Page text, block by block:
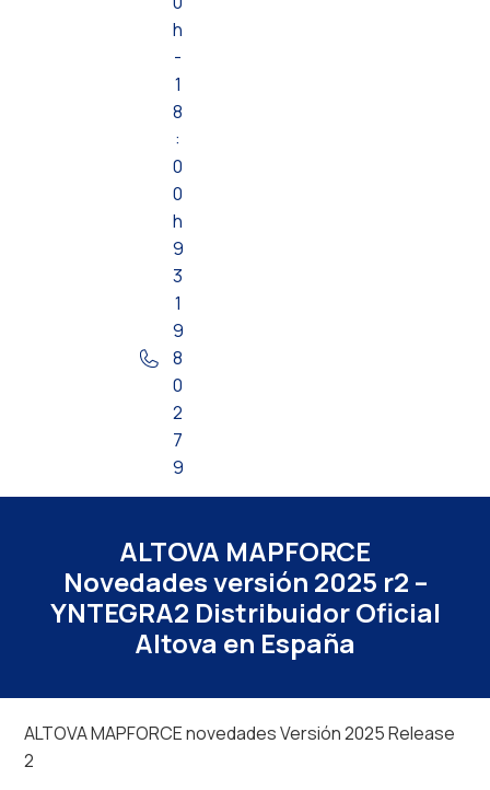
h
-
1
8
:
0
0
h
9
3
1
9
8
0
2
7
9
ALTOVA MAPFORCE
Novedades versión 2025 r2 –
YNTEGRA2 Distribuidor Oficial
Altova en España
ALTOVA MAPFORCE novedades Versión 2025 Release
2